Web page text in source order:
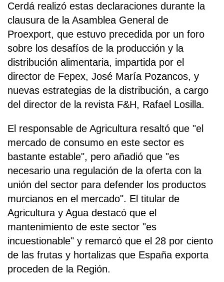
Cerdá realizó estas declaraciones durante la
clausura de la Asamblea General de
Proexport, que estuvo precedida por un foro
sobre los desafíos de la producción y la
distribución alimentaria, impartida por el
director de Fepex, José María Pozancos, y
nuevas estrategias de la distribución, a cargo
del director de la revista F&H, Rafael Losilla.
El responsable de Agricultura resaltó que "el
mercado de consumo en este sector es
bastante estable", pero añadió que "es
necesario una regulación de la oferta con la
unión del sector para defender los productos
murcianos en el mercado". El titular de
Agricultura y Agua destacó que el
mantenimiento de este sector "es
incuestionable" y remarcó que el 28 por ciento
de las frutas y hortalizas que España exporta
proceden de la Región.